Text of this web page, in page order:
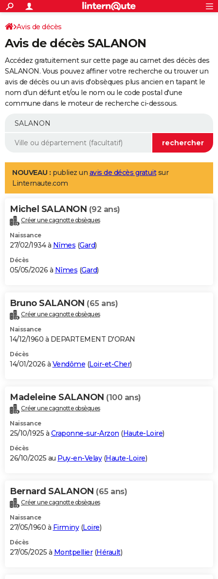
ACTUALITÉS
Politique
Société
Faits Divers
Education
Monde
Villes
+
SPORT
Coupe du monde 2026
Football
Tennis
Cyclisme
Rugby
Forum
Programme TV
TNT
Streaming
Cinéma
Sorties cinéma
Musique
+
FINANCE
Retraite
Epargne
Immobilier
Risques naturels par ville
Banque
Assurance
AUTO
Essais
Réserver un essai
Citadines
Berlines
SUV
Forum auto
+
Mobiles
Meilleur smartphone
Internet
Ordinateurs
Jeux vidéo
Guide high-tech
Aménagement intérieur
LIFESTYLE
Art de vivre
Bien-être
Loisirs
Mode
Modes de vie
Alimentation
Guide de la santé
Maladies
Médicaments
Sommeil
VOYAGE
Destinations
City break
Voyage nature
Voyage de noces
Forum
Climat
+PHOTO
GUIDES D'ACHAT
BONS PLANS
Carte de Noël
Carte Bonne année
Carte Saint-Valentin
Carte Pâques
Carte d'anniversaire
DICTIONNAIRE
Dictionnaire
Biographies
Citations
Expressions
Proverbes
PROGRAMME TV
S'inscrire
Se connecter
Lycées
Collèges
Primaires
Universités
Entreprises
Service militaire
Avis de recherche
AVIS DE DÉCÈS
Bricolage
Lifestyle
Culture
Sport
Auto
Television
Voyage
Cinema
Avis de décès
Avis de décès SALANON
Accédez gratuitement sur cette page au carnet des décès des
SALANON. Vous pouvez affiner votre recherche ou trouver un
avis de décès ou un avis d'obsèques plus ancien en tapant le
nom d'un défunt et/ou le nom ou le code postal d'une
commune dans le moteur de recherche ci-dessous.
NOUVEAU : publiez un avis de décès gratuitsur
Linternaute.com
Michel SALANON (92 ans)
Créer une cagnotte obsèques
Naissance
27/02/1934 à Nîmes (Gard)
Décès
05/05/2026 à Nîmes (Gard)
Bruno SALANON (65 ans)
Créer une cagnotte obsèques
Naissance
14/12/1960 à DEPARTEMENT D'ORAN
Décès
14/01/2026 à Vendôme (Loir-et-Cher)
Madeleine SALANON (100 ans)
Créer une cagnotte obsèques
Naissance
25/10/1925 à Craponne-sur-Arzon (Haute-Loire)
Décès
26/10/2025 au Puy-en-Velay(Haute-Loire)
Bernard SALANON (65 ans)
Créer une cagnotte obsèques
Naissance
27/05/1960 à Firminy(Loire)
Décès
27/05/2025 à Montpellier(Hérault)